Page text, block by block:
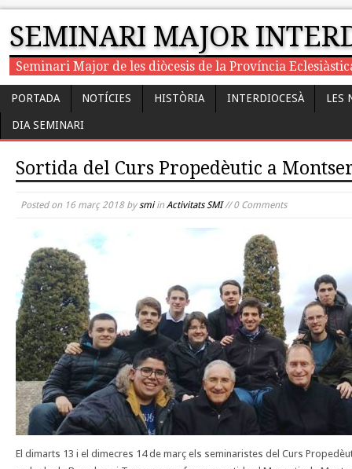
SEMINARI MAJOR
Seminari Major de les diòcesis de la Província
PORTADA NOTÍCIES HISTÒRIA INTERDIOCESÀ LES
DIA SEMINARI
Sortida del Curs Propedèutic a
Posted on 16 març 2018bysmiin Activitats SMI// 0 Comments
El dimarts 13 i el dimecres 14 de març els seminaristes del Curs